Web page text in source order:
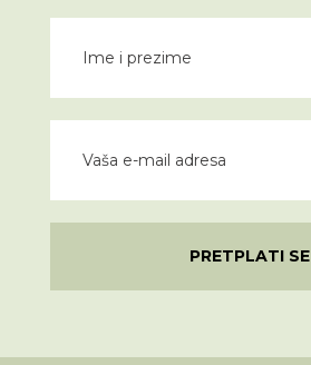
PRETPLATI SE